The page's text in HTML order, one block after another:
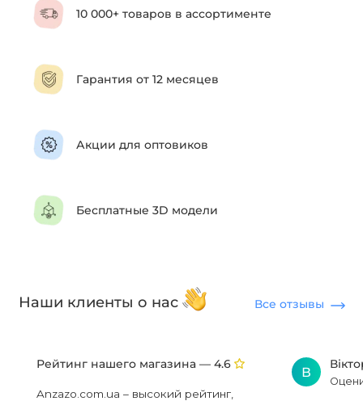
10 000+ товаров в ассортименте
Гарантия от 12 месяцев
Акции для оптовиков
Бесплатные 3D модели
Наши клиенты о нас Все отзывы
Рейтинг нашего магазина — 4.6
Anzazo.com.ua – высокий рейтинг,
В